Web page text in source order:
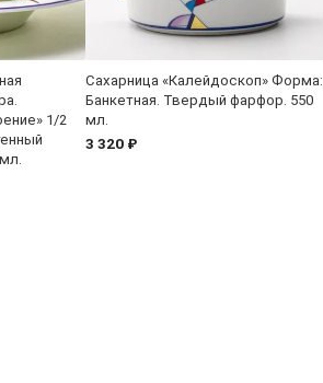
1/2
Сахарница «Калейдоскоп» Форма:
Банкетная. Твердый фарфор. 550
мл.
3 320 ₽